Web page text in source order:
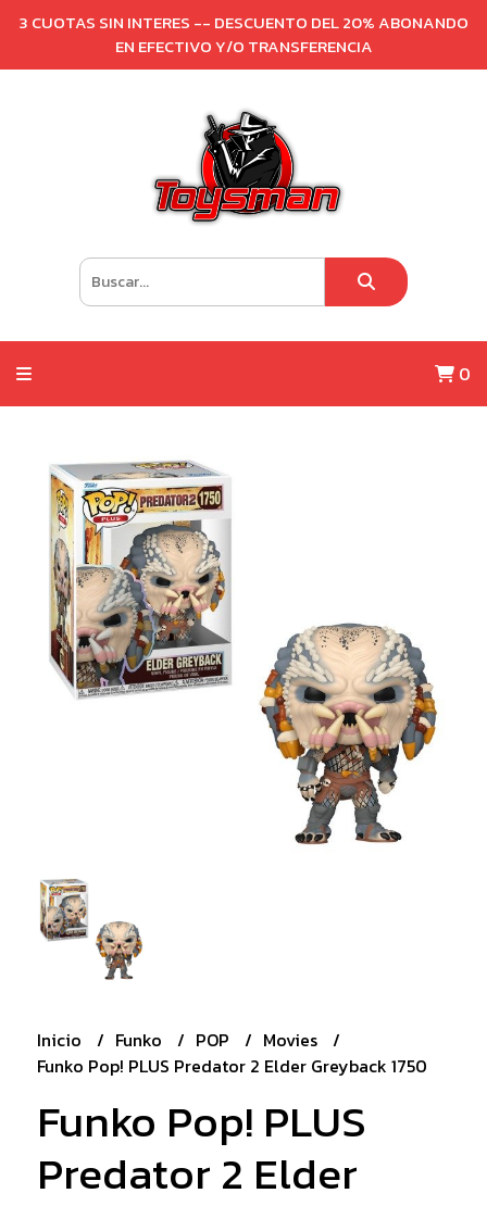
3 CUOTAS SIN INTERES -- DESCUENTO DEL 20% ABONANDO
EN EFECTIVO Y/O TRANSFERENCIA
0
Inicio Funko POP
Movies
Funko Pop! PLUS Predator 2 Elder Greyback 1750
Funko Pop! PLUS
Predator 2 Elder